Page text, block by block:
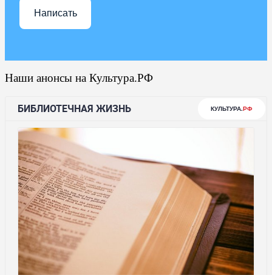
Написать
Наши анонсы на Культура.РФ